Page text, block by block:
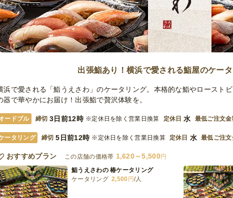
出張鮨あり！横浜で愛される鮨屋のケー
浜で愛される「鮨うえさわ」のケータリング。本格的な鮨やロースト
器で華やかにお届け！出張鮨で贅沢体験を。
ードブル 締切 3日前12時 ※定休日を除く営業日換算 定休日 水 最低ご注文金
ータリング 締切 5日前12時 ※定休日を除く営業日換算 定休日 水 最低ご注文
おすすめプラン この店舗の価格帯 1,620～5,500円
鮨うえさわの 椿ケータリング
ケータリング 2,500 円/人